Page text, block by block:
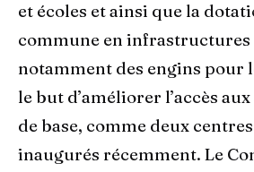
et écoles et ainsi que la
commune en infrastructures
notamment des engins pour
le but d’améliorer l’accès
de base, comme deux
inaugurés récemment. Le